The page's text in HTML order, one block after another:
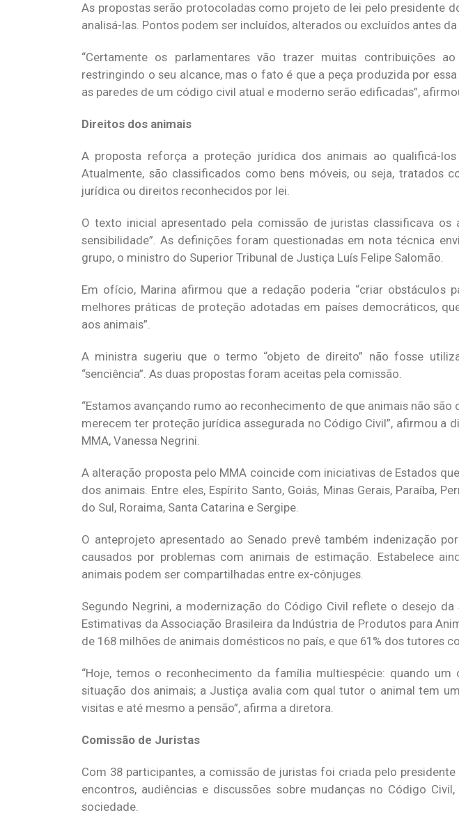
As propostas serão protocoladas como projeto de lei pelo presidente
analisá-las. Pontos podem ser incluídos, alterados ou excluídos antes
“Certamente os parlamentares vão trazer muitas contribuições
restringindo o seu alcance, mas o fato é que a peça produzida por
as paredes de um código civil atual e moderno serão edificadas”,
Direitos dos animais
A proposta reforça a proteção jurídica dos animais ao qualificá-
Atualmente, são classificados como bens móveis, ou seja, tratados
jurídica ou direitos reconhecidos por lei.
O texto inicial apresentado pela comissão de juristas classificava
sensibilidade”. As definições foram questionadas em nota técnica
grupo, o ministro do Superior Tribunal de Justiça Luís Felipe Salomão.
Em ofício, Marina afirmou que a redação poderia “criar obstáculos
melhores práticas de proteção adotadas em países democráticos,
aos animais”.
A ministra sugeriu que o termo “objeto de direito” não fosse
“senciência”. As duas propostas foram aceitas pela comissão.
“Estamos avançando rumo ao reconhecimento de que animais não
merecem ter proteção jurídica assegurada no Código Civil”, afirmou a
MMA, Vanessa Negrini.
A alteração proposta pelo MMA coincide com iniciativas de Estados
dos animais. Entre eles, Espírito Santo, Goiás, Minas Gerais, Paraíba,
do Sul, Roraima, Santa Catarina e Sergipe.
O anteprojeto apresentado ao Senado prevê também indenização
causados por problemas com animais de estimação. Estabelece
animais podem ser compartilhadas entre ex-cônjuges.
Segundo Negrini, a modernização do Código Civil reflete o desejo
Estimativas da Associação Brasileira da Indústria de Produtos para
de 168 milhões de animais domésticos no país, e que 61% dos tutores
“Hoje, temos o reconhecimento da família multiespécie: quando
situação dos animais; a Justiça avalia com qual tutor o animal tem
visitas e até mesmo a pensão”, afirma a diretora.
Comissão de Juristas
Com 38 participantes, a comissão de juristas foi criada pelo
encontros, audiências e discussões sobre mudanças no Código
sociedade.